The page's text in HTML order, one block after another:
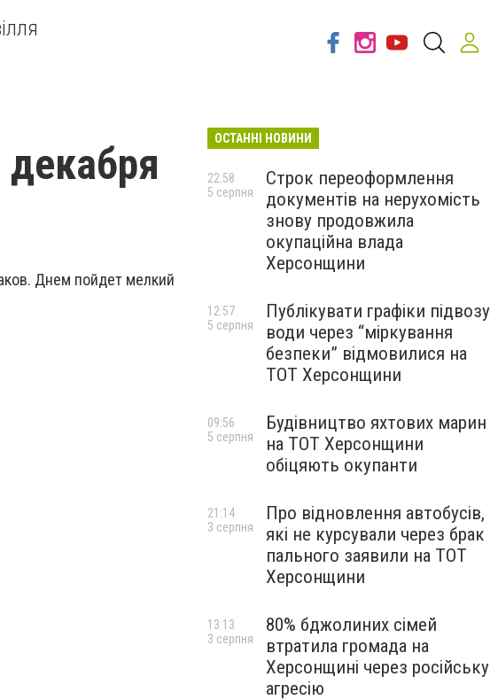
Днем пойдет мелкий
ОСТАННІ НОВИНИ
Строк переоформлення
документів на нерухомість
знову продовжила
окупаційна влада
Херсонщини
22:58
5 серпня
Публікувати графіки підвозу
води через “міркування
безпеки” відмовилися на
ТОТ Херсонщини
12:57
5 серпня
Будівництво яхтових марин
на ТОТ Херсонщини
обіцяють окупанти
09:56
5 серпня
Про відновлення автобусів,
які не курсували через брак
пального заявили на ТОТ
Херсонщини
21:14
3 серпня
80% бджолиних сімей
втратила громада на
Херсонщині через російську
агресію
13:13
3 серпня